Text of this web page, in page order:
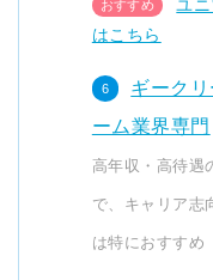
ユ
はこちら
ギーク
ーム業界専門
高年収・高待遇
で、キャリア志
は特におすすめ